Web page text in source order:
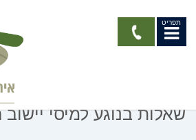
תפריט
שאלות בנוגע למיסי יישוב